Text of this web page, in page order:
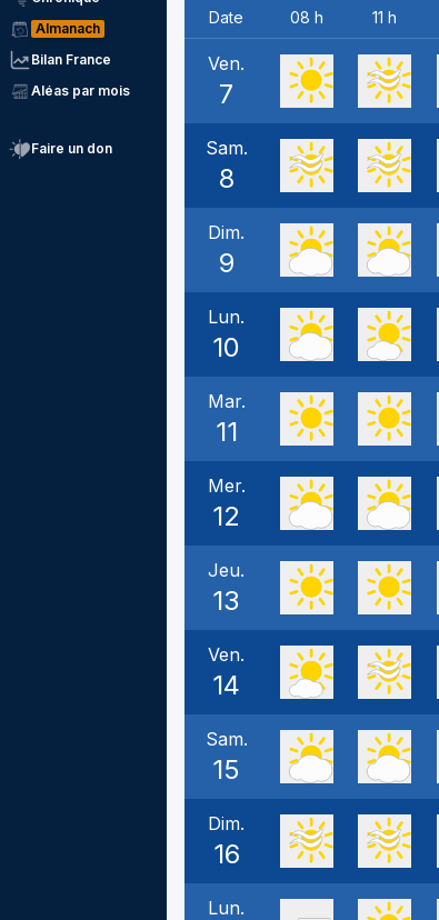
Almanach
Bilan France
Aléas par mois
Faire un don
Date 08 h 11 h
Ven.
7
Sam.
8
Dim.
9
Lun.
10
Mar.
11
Mer.
12
Jeu.
13
Ven.
14
Sam.
15
Dim.
16
Lun.